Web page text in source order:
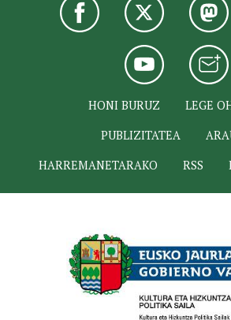
HONI BURUZ
LEGE
PUBLIZITATEA
HARREMANETARAKO
RSS